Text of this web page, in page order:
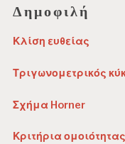
Δημοφιλή
Κλίση ευθείας
Τριγωνομετρικός
Σχήμα Horner
Κριτήρια